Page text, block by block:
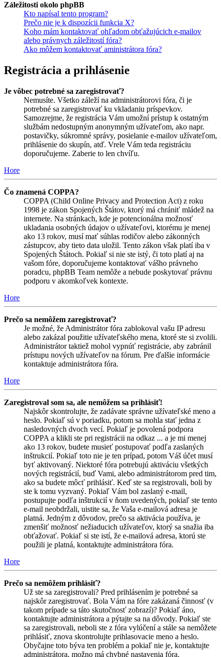
Záležitosti okolo phpBB
Kto napísal tento program?
Prečo nie je k dispozícii funkcia X?
Koho mám kontaktovať ohľadom obťažujúcich e-mailov
alebo právnych záležitostí fóra?
Ako môžem kontaktovať aministrátora fóra?
Registrácia a prihlásenie
Je vôbec potrebné sa zaregistrovať?
Nemusíte. Všetko záleží na administrátorovi fóra, či je
potrebné sa zaregistrovať ku vkladaniu príspevkov.
Samozrejme, že registrácia Vám umožní prístup k ostatným
službám nedostupným anonymným užívateľom, ako napr.
postavičky, súkromné správy, posielanie e-mailov užívateľom,
prihlásenie do skupín, atď. Vrele Vám teda registráciu
doporučujeme. Zaberie to len chvíľu.
Hore
Čo znamená COPPA?
COPPA (Child Online Privacy and Protection Act) z roku
1998 je zákon Spojených Štátov, ktorý má chrániť mládež na
internete. Na stránkach, kde je potencionálna možnosť
ukladania osobných údajov o užívateľovi, ktorému je menej
ako 13 rokov, musí mať súhlas rodičov alebo zákonných
zástupcov, aby tieto data uložil. Tento zákon však platí iba v
Spojených Štátoch. Pokiaľ si nie ste istý, či toto platí aj na
vašom fóre, doporučujeme kontaktovať vášho právneho
poradcu, phpBB Team nemôže a nebude poskytovať právnu
podporu v akomkoľvek kontexte.
Hore
Prečo sa nemôžem zaregistrovať?
Je možné, že Administrátor fóra zablokoval vašu IP adresu
alebo zakázal použitie užívateľského mena, ktoré ste si zvolili.
Administrátor taktiež mohol vypnúť registrácie, aby zabránil
prístupu nových užívateľov na fórum. Pre ďalšie informácie
kontaktuje administrátora fóra.
Hore
Zaregistroval som sa, ale nemôžem sa prihlásiť!
Najskôr skontrolujte, že zadávate správne užívateľské meno a
heslo. Pokiaľ sú v poriadku, potom sa mohla stať jedna z
nasledovných dvoch vecí. Pokiaľ je povolená podpora
COPPA a klikli ste pri registrácii na odkaz ... a je mi menej
ako 13 rokov, budete musieť postupovať podľa zaslaných
inštrukcií. Pokiaľ toto nie je ten prípad, potom Váš účet musí
byť aktivovaný. Niektoré fóra potrebujú aktiváciu všetkých
nových registrácií, buď Vami, alebo administrátorom pred tim,
ako sa budete môcť prihlásiť. Keď ste sa registrovali, boli by
ste k tomu vyzvaný. Pokiaľ Vám bol zaslaný e-mail,
postupujte podľa inštrukcií v ňom uvedených, pokiaľ ste tento
e-mail neobdržali, uistite sa, že Vaša e-mailová adresa je
platná. Jedným z dôvodov, prečo sa aktivácia používa, je
zmenšiť možnosť nežiaducich užívateľov, ktorý sa snažia iba
obťažovať. Pokiaľ si ste istí, že e-mailová adresa, ktorú ste
použili je platná, kontaktujte administrátora fóra.
Hore
Prečo sa nemôžem prihlásiť?
Už ste sa zaregistrovali? Pred prihlásením je potrebné sa
najskôr zaregistrovať. Bola Vám na fóre zakázaná činnosť (v
takom prípade sa táto skutočnosť zobrazí)? Pokiaľ áno,
kontaktujte administrátora a pýtajte sa na dôvody. Pokiaľ ste
sa zaregistrovali, neboli ste z fóra vylúčení a stále sa nemôžete
prihlásiť, znova skontrolujte prihlasovacie meno a heslo.
Obyčajne toto býva ten problém a pokiaľ nie je, kontaktujte
administrátora, možno má chybné nastavenia fóra.